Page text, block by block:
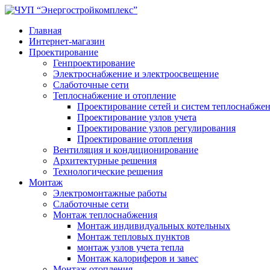
Главная
Интернет-магазин
Проектирование
Генпроектирование
Электроснабжение и электроосвещение
Слаботочные сети
Теплоснабжение и отопление
Проектирование сетей и систем
Проектирование узлов учета
Проектирование узлов регулирования
Проектирование отопления
Вентиляция и кондиционирование
Архитектурные решения
Технологические решения
Монтаж
Электромонтажные работы
Слаботочные сети
Монтаж теплоснабжения
Монтаж индивидуальных котельных
Монтаж тепловых пунктов
монтаж узлов учета тепла
Монтаж калориферов и завес